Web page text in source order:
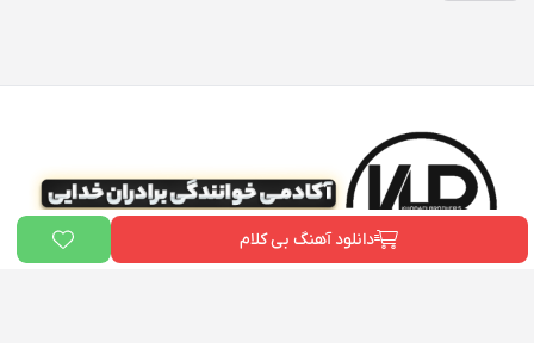
دانلود آهنگ بی کلام